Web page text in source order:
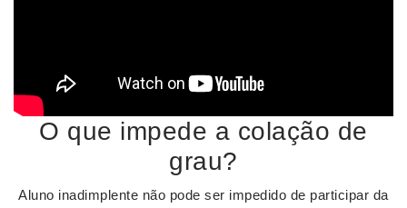
O que impede a colação de
grau?
Aluno inadimplente não pode ser impedido de participar da